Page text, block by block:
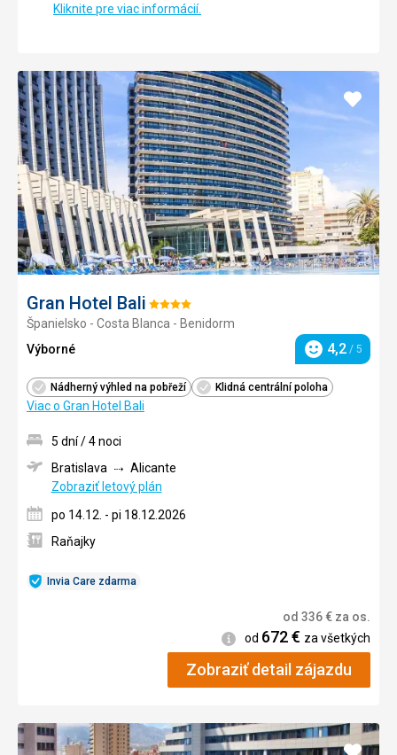
Kliknite pre viac informácií.
Gran Hotel Bali Hodnotenie:
4/5
Španielsko - Costa Blanca - Benidorm
Výborné
Hodnotenie
4,2 / 5
Nádherný výhled na pobřeží Klidná centrální poloha
Viac o Gran Hotel Bali
Pridať
Invia Care zdarma
5 dní / 4 noci
Bratislava
Alicante
Zobraziť letový plán
po 14.12. - pi 18.12.2026
Raňajky
od 336€ za os.
Informácie
od 672€ za všetkých
Zobraziť detail zájazdu
Pridať